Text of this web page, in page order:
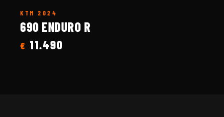
KTM 2024
690 ENDURO R
€ 11.490